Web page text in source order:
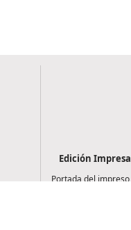
Edición Impresa
Portada del impreso